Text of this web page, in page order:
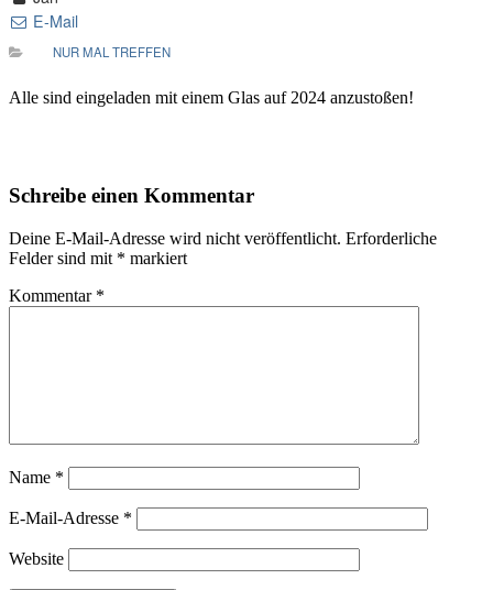
E-Mail
NUR MAL TREFFEN
Alle sind eingeladen mit einem Glas auf 2024 anzustoßen!
Schreibe einen Kommentar
Deine E-Mail-Adresse wird nicht veröffentlicht. Erforderliche
Felder sind mit * markiert
Kommentar *
Name *
E-Mail-Adresse *
Website